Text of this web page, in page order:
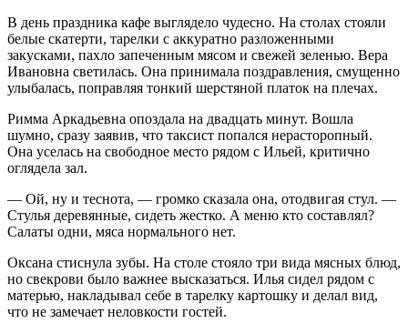
В день праздника кафе выглядело чудесно. На столах стояли
белые скатерти, тарелки с аккуратно разложенными
закусками, пахло запеченным мясом и свежей зеленью. Вера
Ивановна светилась. Она принимала поздравления, смущенно
улыбалась, поправляя тонкий шерстяной платок на плечах.
Римма Аркадьевна опоздала на двадцать минут. Вошла
шумно, сразу заявив, что таксист попался нерасторопный.
Она уселась на свободное место рядом с Ильей, критично
оглядела зал.
— Ой, ну и теснота, — громко сказала она, отодвигая стул. —
Стулья деревянные, сидеть жестко. А меню кто составлял?
Салаты одни, мяса нормального нет.
Оксана стиснула зубы. На столе стояло три вида мясных блюд,
но свекрови было важнее высказаться. Илья сидел рядом с
матерью, накладывал себе в тарелку картошку и делал вид,
что не замечает неловкости гостей.